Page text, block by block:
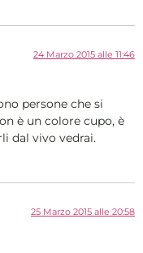
24 Marzo 2015 alle 11:46
persone che si
è un colore cupo, è
dal vivo vedrai.
25 Marzo 2015 alle 20:58